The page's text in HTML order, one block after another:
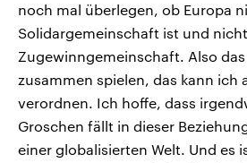
noch mal überlegen, ob Europa
Solidargemeinschaft ist und nicht
Zugewinngemeinschaft. Also das
zusammen spielen, das kann ich
verordnen. Ich hoffe, dass
Groschen fällt in dieser
einer globalisierten Welt. Und es